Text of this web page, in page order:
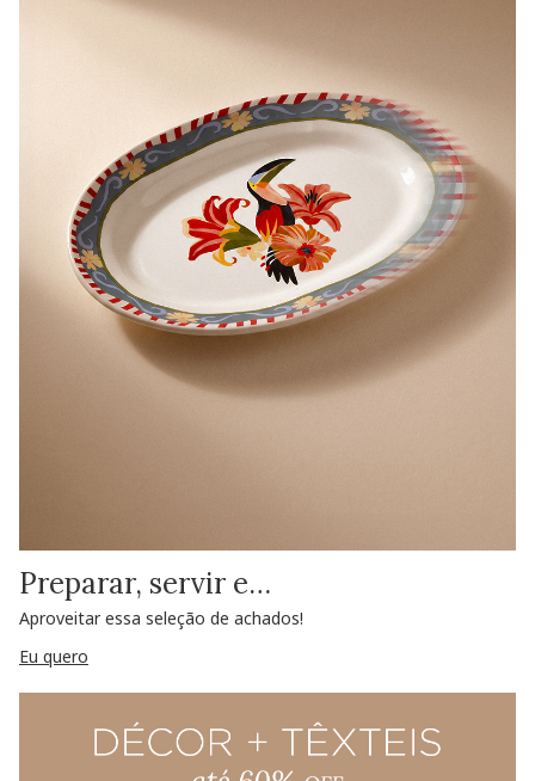
Preparar, servir e…
Aproveitar essa seleção de achados!
Eu quero